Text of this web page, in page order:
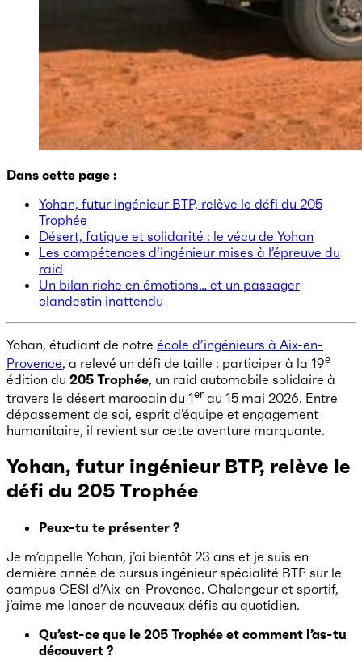
Dans cette page :
Yohan, futur ingénieur BTP, relève le défi du 205
Trophée
Désert, fatigue et solidarité : le vécu de Yohan
Les compétences d’ingénieur mises à l’épreuve du
raid
Un bilan riche en émotions… et un passager
clandestin inattendu
Yohan, étudiant de notre école d’ingénieurs à Aix-en-
Provence, a relevé un défi de taille : participer à la 19e
édition du 205 Trophée, un raid automobile solidaire à
travers le désert marocain du 1er au 15 mai 2026. Entre
dépassement de soi, esprit d’équipe et engagement
humanitaire, il revient sur cette aventure marquante.
Yohan, futur ingénieur BTP, relève le
défi du 205 Trophée
Peux-tu te présenter ?
Je m’appelle Yohan, j’ai bientôt 23 ans et je suis en
dernière année de cursus ingénieur spécialité BTP sur le
campus CESI d’Aix-en-Provence. Chalengeur et sportif,
j’aime me lancer de nouveaux défis au quotidien.
Qu’est-ce que le 205 Trophée et comment l’as-tu
découvert ?